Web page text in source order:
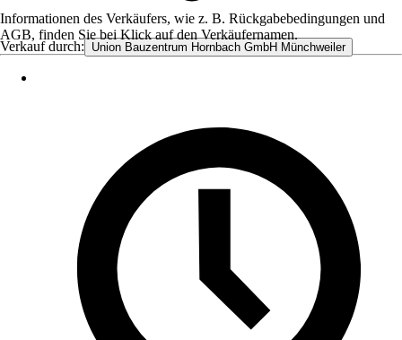
Verkauf durch: Union Bauzentrum Hornbach GmbH Münchweiler
Informationen des Verkäufers, wie z. B. Rückgabebedingungen und
AGB, finden Sie bei Klick auf den Verkäufernamen.